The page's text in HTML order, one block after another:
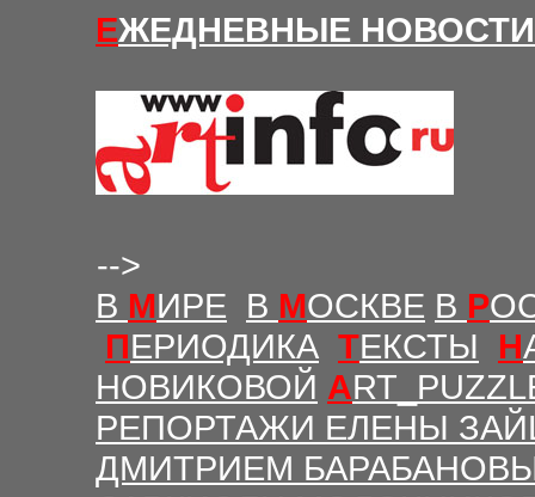
ЕЖЕДНЕВНЫЕ НОВОСТИ
-->
В МИРЕ В МОСКВЕ В Р
ПЕРИОДИКА ТЕКСТЫ Н
НОВИКОВОЙ A
РЕПОРТАЖИ ЕЛЕНЫ
ДМИТРИЕМ